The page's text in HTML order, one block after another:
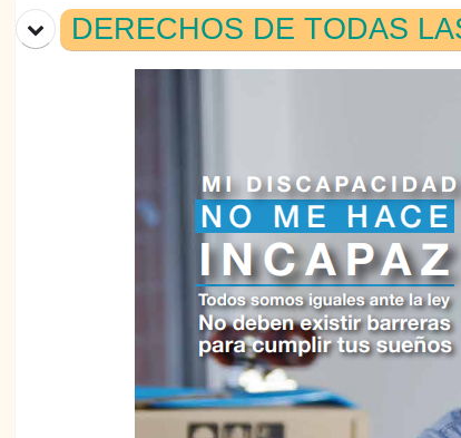
DERECHOS DE TODAS